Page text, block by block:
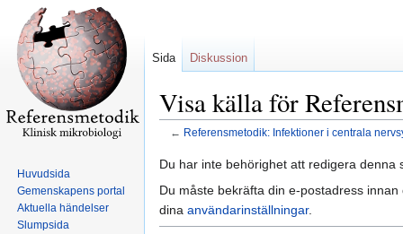
Visa källa för
← Referensmetodik: Infektioner i centrala
Hoppa
till
navigering
Hoppa
till
sök
Du har inte behörighet att redigera denna
Du måste bekräfta din e-postadress
dina användarinställningar.
Sida Diskussion
Huvudsida
Gemenskapens portal
Aktuella händelser
Slumpsida